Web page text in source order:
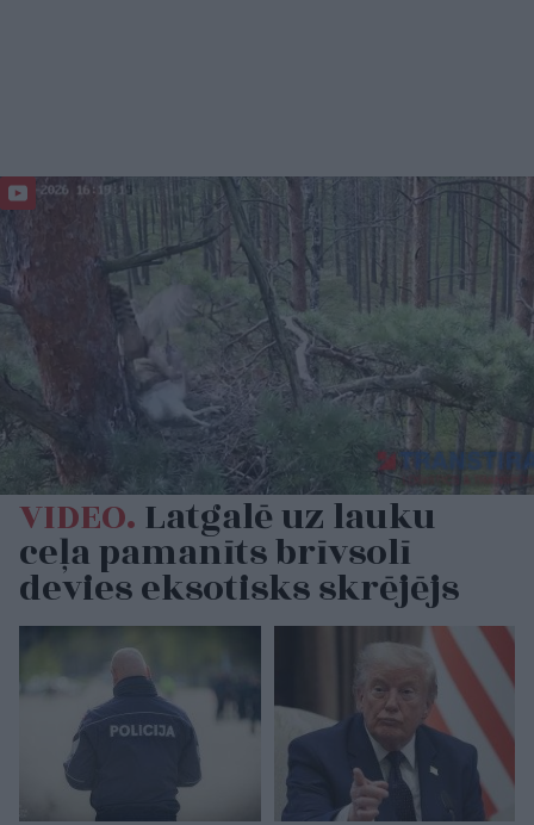
VIDEO.Latgalē uz lauku
ceļa pamanīts brīvsolī
devies eksotisks skrējējs